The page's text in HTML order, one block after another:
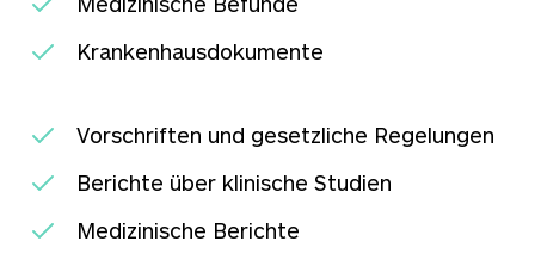
Krankenhausdokumente
Vorschriften und gesetzliche Regelungen
Berichte über klinische Studien
Medizinische Berichte